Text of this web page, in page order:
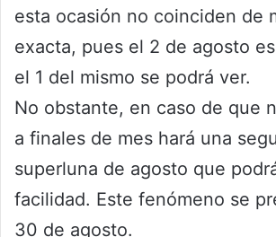
esta ocasión no coinciden de
exacta, pues el 2 de agosto
el 1 del mismo se podrá ver.
No obstante, en caso de que
a finales de mes hará una
superluna de agosto que
facilidad. Este fenómeno se
30 de agosto.